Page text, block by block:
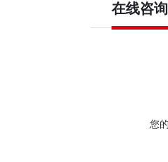
在线咨询
您